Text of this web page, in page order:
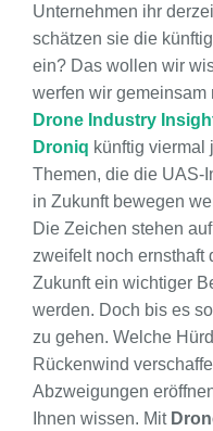
Unternehmen ihr
schätzen sie die
ein? Das wollen wir
werfen wir gemeinsam
Drone Industry
Droniq künftig viermal
Themen, die die UAS-
in Zukunft bewegen
Die Zeichen stehen
zweifelt noch ernsthaft
Zukunft ein wichtiger
werden. Doch bis es
zu gehen. Welche
Rückenwind
Abzweigungen
Ihnen wissen. Mit